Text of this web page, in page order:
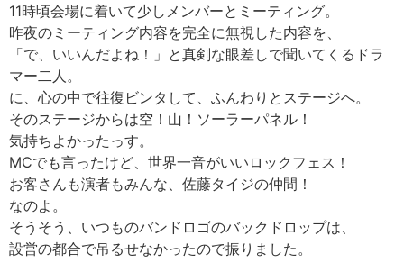
11時頃会場に着いて少しメンバーとミーティング。
昨夜のミーティング内容を完全に無視した内容を、
「で、いいんだよね！」と真剣な眼差しで聞いてくるドラ
マー二人。
に、心の中で往復ビンタして、ふんわりとステージへ。
そのステージからは空！山！ソーラーパネル！
気持ちよかったっす。
MCでも言ったけど、世界一音がいいロックフェス！
お客さんも演者もみんな、佐藤タイジの仲間！
なのよ。
そうそう、いつものバンドロゴのバックドロップは、
設営の都合で吊るせなかったので振りました。